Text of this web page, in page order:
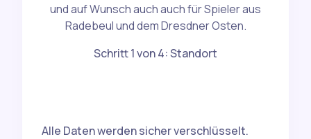
und auf Wunsch auch auch für Spieler aus
Radebeul und dem Dresdner Osten.
Schritt 1 von 4: Standort
Alle Daten werden sicher verschlüsselt.